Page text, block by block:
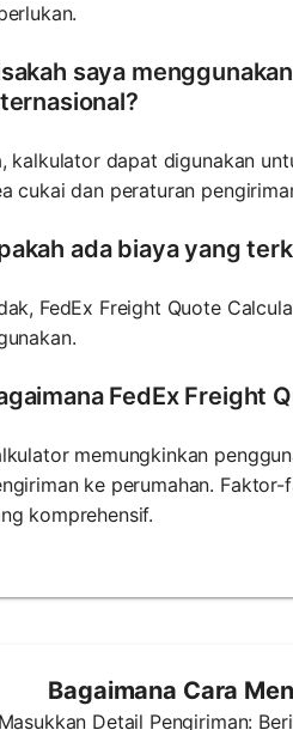
saya
kalkulator dapat digunakan
cukai dan peraturan
ada biaya yang
FedEx Freight Quote
FedEx Freight
memungkinkan
ke perumahan.
komprehensif.
Bagaimana Cara
Detail Pengiriman: